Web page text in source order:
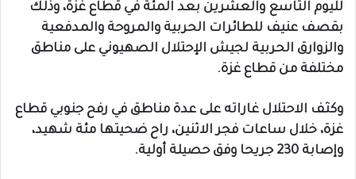
لليوم التاسع والعشرين بعد المئة في قطاع غزة، وذلك
بقصف عنيف للطائرات الحربية والمروحة والمدفعية
والزوارق الحربية لجيش الإحتلال الصهيوني على مناطق
مختلفة من قطاع غزة.
وكثف الاحتلال غاراته على عدة مناطق في رفح جنوبي قطاع
غزة، خلال ساعات فجر الاثنين، راح ضحيتها مئة شهيد،
وإصابة 230 جريحا وفق حصيلة أولية.